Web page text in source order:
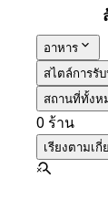
อาหาร
สไตล์การรั
สถานที่ทั้งห
0 ร้าน
เรียงตามเกี่